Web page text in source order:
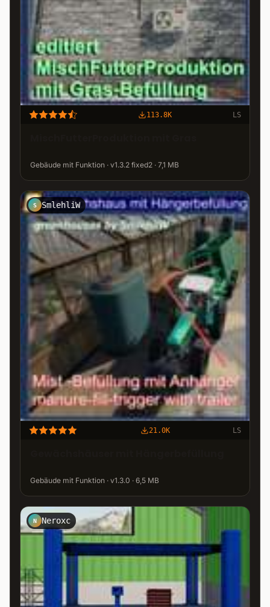
113.8K LS
Gebäude mit Funktion · v1.3.2 fixed2 · 7,1 MB
S SmlehliW
21.0K LS
Gebäude mit Funktion · v1.3.0 · 6,5 MB
N Neroxc